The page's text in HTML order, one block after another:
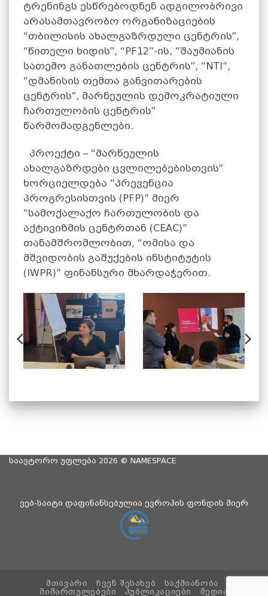
ტრენინგს ესწრებოდნენ ადგილობრივი
არასამთავრობო ორგანიზაციების
“თბილისის ახალგაზრდული ცენტრის”,
“წითელი ხიდის”, “PF12”-ის, “შაუმიანის
სათემო განათლების ცენტრის”, “NTI”,
“დმანისის თემთა განვითარების
ცენტრის”, მარნეულის დემოკრატიული
ჩართულობის ცენტრის”
წარმომადგენლები.
პროექტი – “მარნეულის
ახალგაზრდები ცვლილებებისთვის”
ხორციელდება “პრევენცია
პროგრესისთვის (PFP)” მიერ
“სამოქალაქო ჩართულობის და
აქტივიზმის ცენტრთან (CEAC)”
თანამშრომლობით, “ომისა და
მშვიდობის გაშუქების ინსტიტუტის
(IWPR)” ფინანსური მხარდაჭერით.
საავტორო უფლება 2026 © NAMESPACE
ვებ-საიტი დაფინანსებულია ევროპის ფონდის მიერ
ᲛᲗᲐᲕᲐᲠᲘ ᲩᲕᲔᲜ ᲨᲔᲡᲐᲮᲔᲑ
ᲡᲐᲥᲛᲘᲐᲜᲝᲑᲐ
ᲛᲘᲛᲐᲠᲗᲣᲚᲔᲑᲔᲑᲘ
ᲞᲣᲑᲚᲘᲙᲐᲪᲘᲔᲑᲘ ᲛᲔᲓᲘᲐ